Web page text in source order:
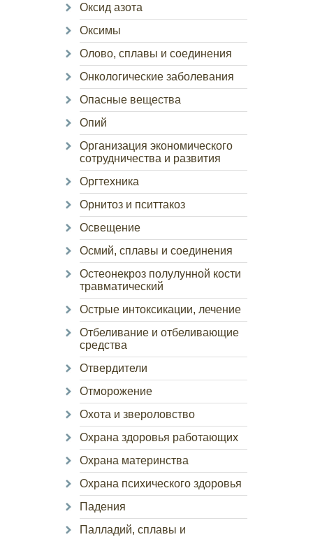
Оксид азота
Оксимы
Олово, сплавы и соединения
Онкологические заболевания
Опасные вещества
Опий
Организация экономического
сотрудничества и развития
Оргтехника
Орнитоз и пситтакоз
Освещение
Осмий, сплавы и соединения
Остеонекроз полулунной кости
травматический
Острые интоксикации, лечение
Отбеливание и отбеливающие
средства
Отвердители
Отморожение
Охота и звероловство
Охрана здоровья работающих
Охрана материнства
Охрана психического здоровья
Падения
Палладий, сплавы и